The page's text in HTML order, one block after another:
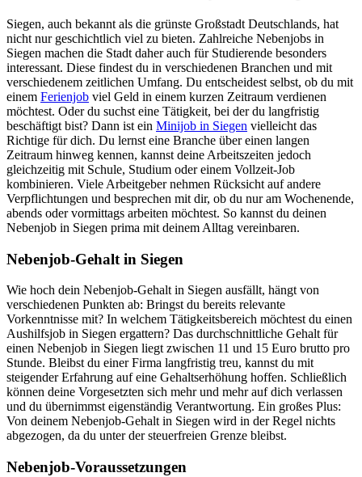
Siegen, auch bekannt als die grünste Großstadt Deutschlands, hat
nicht nur geschichtlich viel zu bieten. Zahlreiche Nebenjobs in
Siegen machen die Stadt daher auch für Studierende besonders
interessant. Diese findest du in verschiedenen Branchen und mit
verschiedenem zeitlichen Umfang. Du entscheidest selbst, ob du mit
einem Ferienjob viel Geld in einem kurzen Zeitraum verdienen
möchtest. Oder du suchst eine Tätigkeit, bei der du langfristig
beschäftigt bist? Dann ist ein Minijob in Siegen vielleicht das
Richtige für dich. Du lernst eine Branche über einen langen
Zeitraum hinweg kennen, kannst deine Arbeitszeiten jedoch
gleichzeitig mit Schule, Studium oder einem Vollzeit-Job
kombinieren. Viele Arbeitgeber nehmen Rücksicht auf andere
Verpflichtungen und besprechen mit dir, ob du nur am Wochenende,
abends oder vormittags arbeiten möchtest. So kannst du deinen
Nebenjob in Siegen prima mit deinem Alltag vereinbaren.
Nebenjob-Gehalt in Siegen
Wie hoch dein Nebenjob-Gehalt in Siegen ausfällt, hängt von
verschiedenen Punkten ab: Bringst du bereits relevante
Vorkenntnisse mit? In welchem Tätigkeitsbereich möchtest du einen
Aushilfsjob in Siegen ergattern? Das durchschnittliche Gehalt für
einen Nebenjob in Siegen liegt zwischen 11 und 15 Euro brutto pro
Stunde. Bleibst du einer Firma langfristig treu, kannst du mit
steigender Erfahrung auf eine Gehaltserhöhung hoffen. Schließlich
können deine Vorgesetzten sich mehr und mehr auf dich verlassen
und du übernimmst eigenständig Verantwortung. Ein großes Plus:
Von deinem Nebenjob-Gehalt in Siegen wird in der Regel nichts
abgezogen, da du unter der steuerfreien Grenze bleibst.
Nebenjob-Voraussetzungen